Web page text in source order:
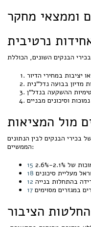
וממצאי מחקר
נרטיבית
יציבות במחירי הדיור
מדיון בבועה נדל"נית
ההשקעה בנדל"ן
וסיכונים מבניים
מול המציאות
בכירי הבנקים לבין הנתונים
הממשיים:
2.1%-2.6%
15
מעליית סיכונים 18
בהתחלות בנייה 12
במגזרים מסוימים 17
הציבור